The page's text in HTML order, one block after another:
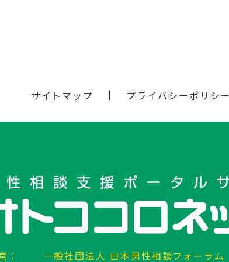
サイトマップ プライバシーポリシー
： 一般社団法人 日本男性相談フォーラム